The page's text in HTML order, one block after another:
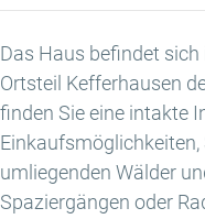
Das Haus befindet
Ortsteil Kefferhausen
finden Sie eine intakte
Einkaufsmöglichkeiten,
umliegenden Wälder
Spaziergängen oder